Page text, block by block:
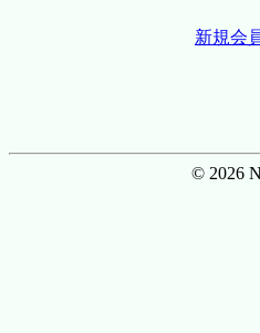
新規会
© 2026